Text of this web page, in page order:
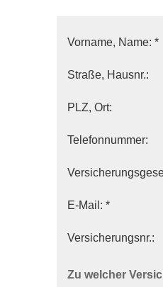
Vorname, Name: *
Straße, Hausnr.:
PLZ, Ort:
Telefonnummer:
E-Mail: *
Versicherungsnr.:
Zu welcher